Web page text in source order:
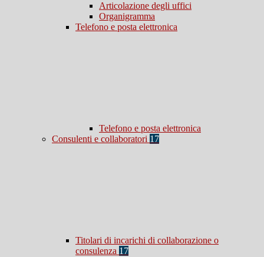
Articolazione degli uffici
Organigramma
Telefono e posta elettronica
Telefono e posta elettronica
Consulenti e collaboratori 17
Titolari di incarichi di collaborazione o
consulenza 17